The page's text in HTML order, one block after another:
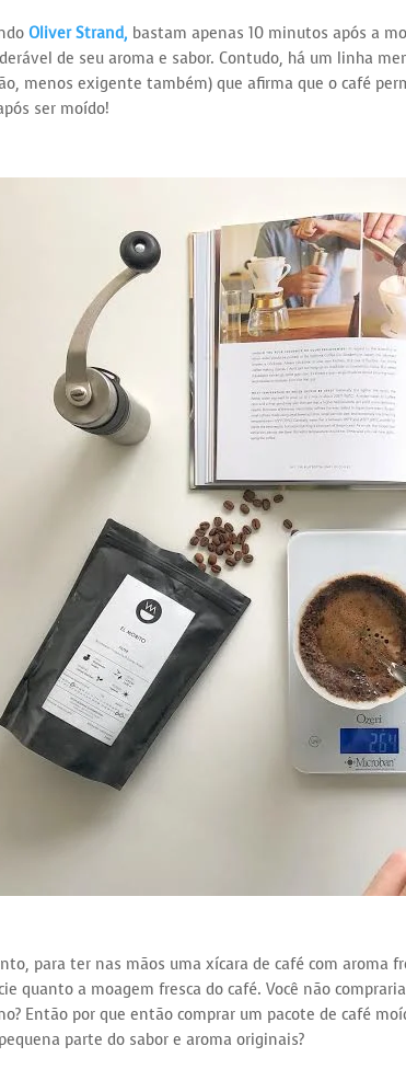
Oliver Strand, bastam apenas 10 minutos após a
de seu aroma e sabor. Contudo, há um linha
menos exigente também) que afirma que o café
ser moído!
para ter nas mãos uma xícara de café com aroma
quanto a moagem fresca do café. Você não
Então por que então comprar um pacote de café
parte do sabor e aroma originais?